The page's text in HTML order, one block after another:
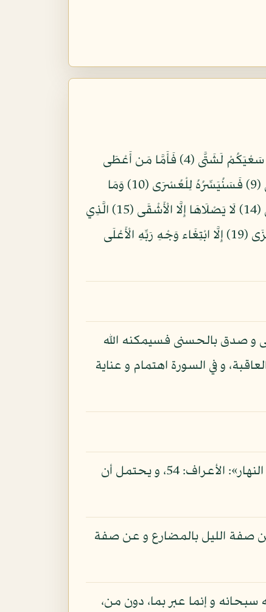
بِسْمِ اللّهِ الرَّحْمنِ الرَّحِيمِ وَاللَّيْلِ إِذَا يَغْشَى (1) وَالنَّهَارِ إِذَا تَجَلَّى (2) وَمَا خَلَقَ الذَّكَرَ وَالْأُنثَى (3) إِنَّ سَعْيَكُمْ لَشَتَّى (4) فَأَمَّا مَن أَعْطَى
وَاتَّقَى (5) وَصَدَّقَ بِالْحُسْنَى (6) فَسَنُيَسِّرُهُ لِلْيُسْرَى (7) وَأَمَّا مَن بَخِلَ وَاسْتَغْنَى (8) وَكَذَّبَ بِالْحُسْنَى (9) فَسَنُيَسِّرُهُ لِلْعُسْرَى (10) وَمَا
يُغْنِي عَنْهُ مَالُهُ إِذَا تَرَدَّى (11) إِنَّ عَلَيْنَا لَلْهُدَى (12) وَإِنَّ لَنَا لَلْآخِرَةَ وَالْأُولَى (13) فَأَنذَرْتُكُمْ نَارًا تَلَظَّى (14) لَا يَصْلَاهَا إِلَّا الْأَشْقَى (15) الَّذِي
كَذَّبَ وَتَوَلَّى (16) وَسَيُجَنَّبُهَا الْأَتْقَى (17) الَّذِي يُؤْتِي مَالَهُ يَتَزَكَّى (18) وَمَا لِأَحَدٍ عِندَهُ مِن نِّعْمَةٍ تُجْزَى (19) إِلَّا ابْتِغَاء وَجْهِ رَبِّهِ الْأَعْلَى
و صدق بالحسنى فسيمكنه الله
و في السورة اهتمام و عناية
قوله تعالى: «و الليل إذا يغشى» إقسام بالليل إذا يغشى النهار على حد قوله تعالى: «يغشى الليل النهار»: الأعراف: 54، و يحتمل أن
عن صفة الليل بالمضارع و عن صفة
و إنما عبر بما، دون من،